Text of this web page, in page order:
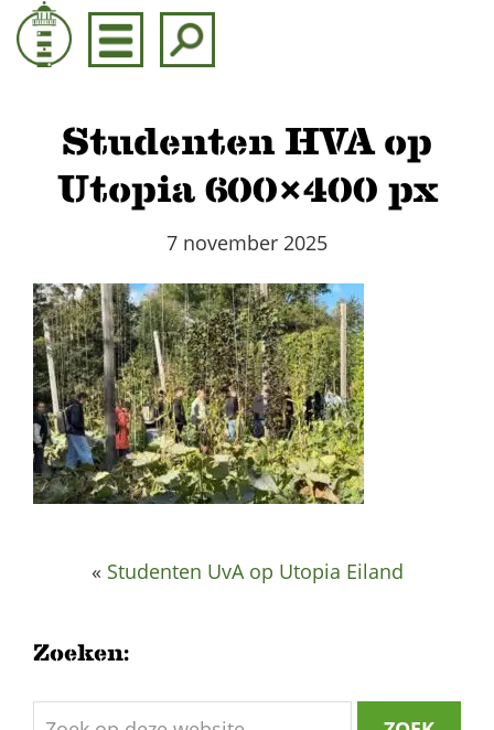
Door
naar
de
inhoud
Studenten HVA op
Utopia 600×400 px
7 november 2025
« Studenten UvA op Utopia Eiland
Zoeken: